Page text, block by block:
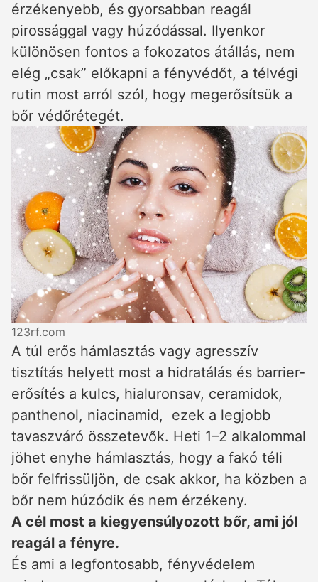
érzékenyebb, és gyorsabban reagál
pirossággal vagy húzódással. Ilyenkor
különösen fontos a fokozatos átállás, nem
elég „csak” előkapni a fényvédőt, a télvégi
rutin most arról szól, hogy megerősítsük a
bőr védőrétegét.
123rf.com
A túl erős hámlasztás vagy agresszív
tisztítás helyett most a hidratálás és barrier-
erősítés a kulcs, hialuronsav, ceramidok,
panthenol, niacinamid, ezek a legjobb
tavaszváró összetevők. Heti 1–2 alkalommal
jöhet enyhe hámlasztás, hogy a fakó téli
bőr felfrissüljön, de csak akkor, ha közben a
bőr nem húzódik és nem érzékeny.
A cél most a kiegyensúlyozott bőr, ami jól
reagál a fényre.
És ami a legfontosabb, fényvédelem